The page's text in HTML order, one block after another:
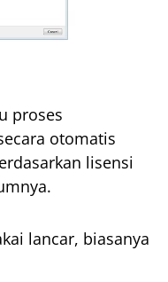
proses
otomatis
lisensi
lancar, biasanya